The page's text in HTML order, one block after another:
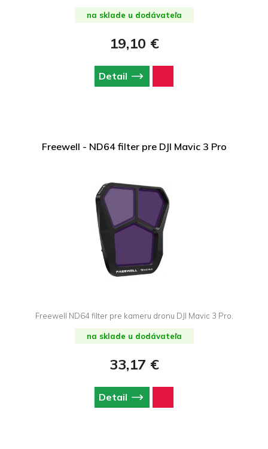
na sklade u dodávateľa
19,10 €
Detail
Freewell - ND64 filter pre DJI Mavic 3 Pro
Freewell ND64 filter pre kameru dronu DJI Mavic 3 Pro.
na sklade u dodávateľa
33,17 €
Detail